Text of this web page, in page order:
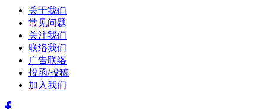
关于我们
常见问题
关注我们
联络我们
广告联络
投函/投稿
加入我们